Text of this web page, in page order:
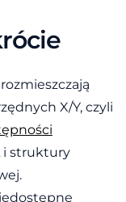
X/Y, czyli
i struktury